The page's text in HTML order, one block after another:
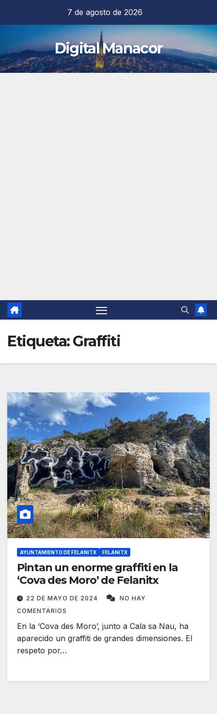
contenido
7 de agosto de 2026
Digital Manacor
Etiqueta:Graffiti
AYUNTAMIENTO DE FELANITX FELANITX
Pintan un enorme graffiti en la
‘Cova des Moro’ de Felanitx
22 DE MAYO DE 2024
NO HAY
COMENTARIOS
En la ‘Cova des Moro’, junto a Cala sa Nau, ha
aparecido un graffiti de grandes dimensiones. El
respeto por…